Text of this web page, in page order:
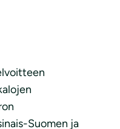
Suomen ja